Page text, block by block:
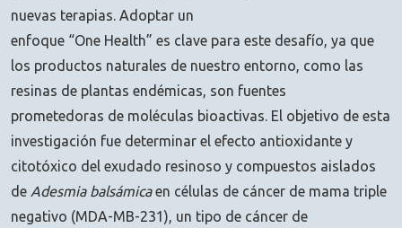
nuevas terapias. Adoptar un
enfoque “One Health” es clave para este desafío, ya que
los productos naturales de nuestro entorno, como las
resinas de plantas endémicas, son fuentes
prometedoras de moléculas bioactivas. El objetivo de esta
investigación fue determinar el efecto antioxidante y
citotóxico del exudado resinoso y compuestos aislados
de Adesmia balsámicaen células de cáncer de mama triple
negativo (MDA-MB-231), un tipo de cáncer de